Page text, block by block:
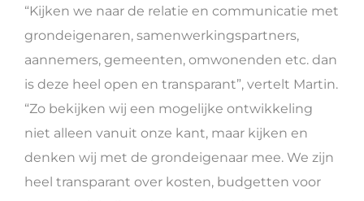
“Kijken we naar de relatie en communicatie met
grondeigenaren, samenwerkingspartners,
aannemers, gemeenten, omwonenden etc. dan
is deze heel open en transparant”, vertelt Martin.
“Zo bekijken wij een mogelijke ontwikkeling
niet alleen vanuit onze kant, maar kijken en
denken wij met de grondeigenaar mee. We zijn
heel transparant over kosten, budgetten voor